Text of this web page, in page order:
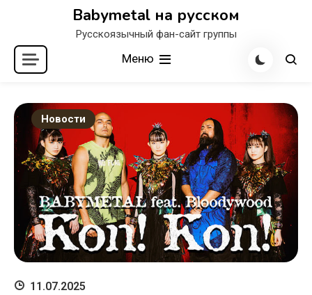
содержимому
Babymetal на русском
Русскоязычный фан-сайт группы
Меню
Новости
11.07.2025